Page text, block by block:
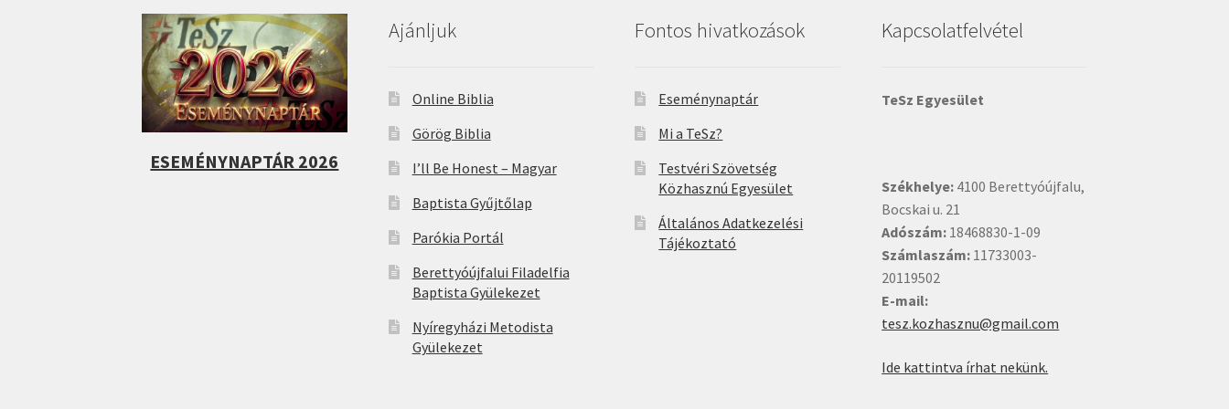
ESEMÉNYNAPTÁR 2026
Ajánljuk
Online Biblia
Görög Biblia
I’ll Be Honest – Magyar
Baptista Gyűjtőlap
Parókia Portál
Berettyóújfalui Filadelfia
Baptista Gyülekezet
Nyíregyházi Metodista
Gyülekezet
Fontos hivatkozások
Eseménynaptár
Mi a TeSz?
Testvéri Szövetség
Közhasznú Egyesület
Általános Adatkezelési
Tájékoztató
Kapcsolatfelvétel
TeSz Egyesület
Székhelye: 4100 Berettyóújfalu,
Bocskai u. 21
Adószám: 18468830-1-09
Számlaszám: 11733003-
20119502
E-mail:
tesz.kozhasznu@gmail.com
Ide kattintva írhat nekünk.